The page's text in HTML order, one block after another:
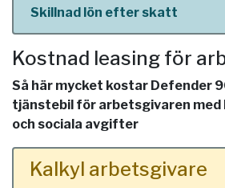
Skillnad lön efter skatt
Kostnad leasing för
Så här mycket kostar Defender
tjänstebil för arbetsgivaren med
och sociala avgifter
Kalkyl arbetsgivare